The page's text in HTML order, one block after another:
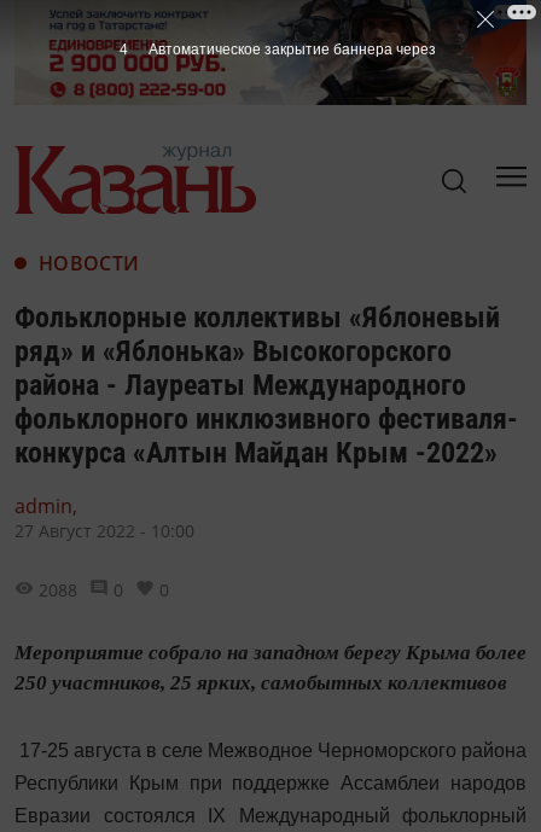
НОВОСТИ
Фольклорные коллективы «Яблоневый
ряд» и «Яблонька» Высокогорского
района - Лауреаты Международного
фольклорного инклюзивного фестиваля-
конкурса «Алтын Майдан Крым -2022»
admin,
27 Август 2022 - 10:00
2088 0 0
Мероприятие собрало на западном берегу Крыма более
250 участников, 25 ярких, самобытных коллективов
17-25 августа в селе Межводное Черноморского района
Республики Крым при поддержке Ассамблеи народов
Евразии состоялся IX Международный фольклорный
3 Автоматическое закрытие баннера через